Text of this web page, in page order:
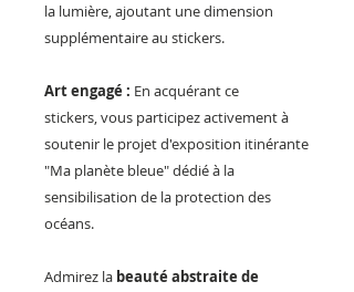
la lumière, ajoutant une dimension
supplémentaire au stickers.
Art engagé : En acquérant ce
stickers, vous participez activement à
soutenir le projet d'exposition itinérante
"Ma planète bleue" dédié à la
sensibilisation de la protection des
océans.
Admirez la beauté abstraite de